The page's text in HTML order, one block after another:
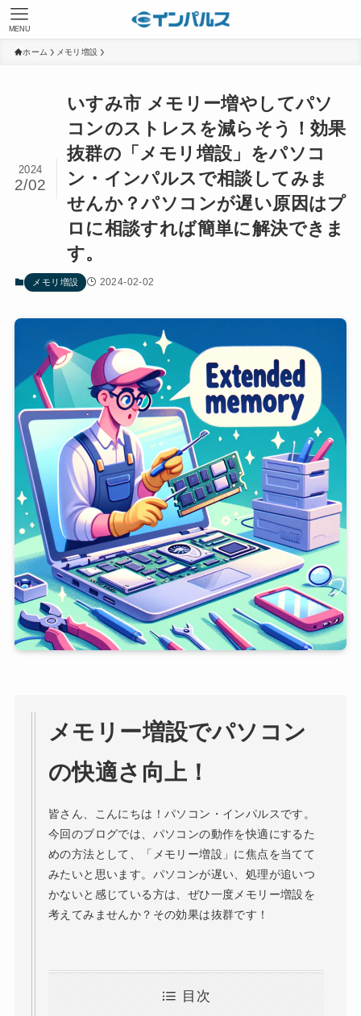
MENU
ホーム メモリ増設
いすみ市 メモリー増やしてパソ
コンのストレスを減らそう！効果
抜群の「メモリ増設」をパソコ
ン・インパルスで相談してみま
せんか？パソコンが遅い原因はプ
ロに相談すれば簡単に解決できま
す。
2024
2/02
メモリ増設 2024-02-02
メモリー増設でパソコン
の快適さ向上！
皆さん、こんにちは！パソコン・インパルスです。
今回のブログでは、パソコンの動作を快適にするた
めの方法として、「メモリー増設」に焦点を当てて
みたいと思います。パソコンが遅い、処理が追いつ
かないと感じている方は、ぜひ一度メモリー増設を
考えてみませんか？その効果は抜群です！
目次